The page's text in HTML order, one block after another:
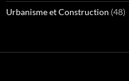
Urbanisme et Construction (48)